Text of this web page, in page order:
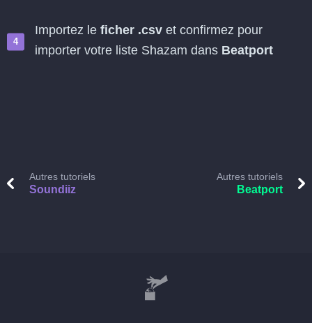
Importez le ficher .csv et confirmez pour
importer votre liste Shazam dans Beatport
Autres tutoriels
Soundiiz
Autres tutoriels
Beatport